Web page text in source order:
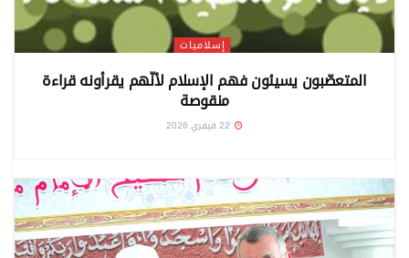
إسلاميات
المتعصّبون يسيئون فهم الإسلام لأنّهم يقرأونه قراءة
منقوصة